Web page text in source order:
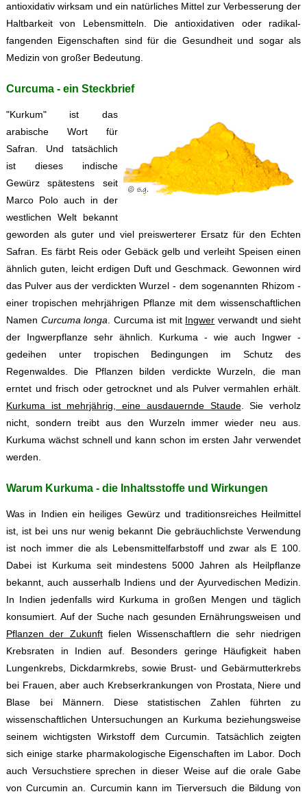
antioxidativ wirksam und ein natürliches Mittel zur Verbesserung der
Haltbarkeit von Lebensmitteln. Die antioxidativen oder radikal-
fangenden Eigenschaften sind für die Gesundheit und sogar als
Medizin von großer Bedeutung.
Curcuma - ein Steckbrief
"Kurkum" ist das
arabische Wort für
Safran. Und tatsächlich
ist dieses indische
Gewürz spätestens seit
Marco Polo auch in der
westlichen Welt bekannt
geworden als guter und viel preiswerterer Ersatz für den Echten
Safran. Es färbt Reis oder Gebäck gelb und verleiht Speisen einen
ähnlich guten, leicht erdigen Duft und Geschmack. Gewonnen wird
das Pulver aus der verdickten Wurzel - dem sogenannten Rhizom -
einer tropischen mehrjährigen Pflanze mit dem wissenschaftlichen
Namen Curcuma longa . Curcuma ist mit Ingwer verwandt und sieht
der Ingwerpflanze sehr ähnlich. Kurkuma - wie auch Ingwer -
gedeihen unter tropischen Bedingungen im Schutz des
Regenwaldes. Die Pflanzen bilden verdickte Wurzeln, die man
erntet und frisch oder getrocknet und als Pulver vermahlen erhält.
Kurkuma ist mehrjährig, eine ausdauernde Staude. Sie verholz
nicht, sondern treibt aus den Wurzeln immer wieder neu aus.
Kurkuma wächst schnell und kann schon im ersten Jahr verwendet
werden.
Warum Kurkuma - die Inhaltsstoffe und Wirkungen
Was in Indien ein heiliges Gewürz und traditionsreiches Heilmittel
ist, ist bei uns nur wenig bekannt Die gebräuchlichste Verwendung
ist noch immer die als Lebensmittelfarbstoff und zwar als E 100.
Dabei ist Kurkuma seit mindestens 5000 Jahren als Heilpflanze
bekannt, auch ausserhalb Indiens und der Ayurvedischen Medizin.
In Indien jedenfalls wird Kurkuma in großen Mengen und täglich
konsumiert. Auf der Suche nach gesunden Ernährungsweisen und
Pflanzen der Zukunftfielen Wissenschaftlern die sehr niedrigen
Krebsraten in Indien auf. Besonders geringe Häufigkeit haben
Lungenkrebs, Dickdarmkrebs, sowie Brust- und Gebärmutterkrebs
bei Frauen, aber auch Krebserkrankungen von Prostata, Niere und
Blase bei Männern. Diese statistischen Zahlen führten zu
wissenschaftlichen Untersuchungen an Kurkuma beziehungsweise
seinem wichtigsten Wirkstoff dem Curcumin. Tatsächlich zeigten
sich einige starke pharmakologische Eigenschaften im Labor. Doch
auch Versuchstiere sprechen in dieser Weise auf die orale Gabe
von Curcumin an. Curcumin kann im Tierversuch die Bildung von